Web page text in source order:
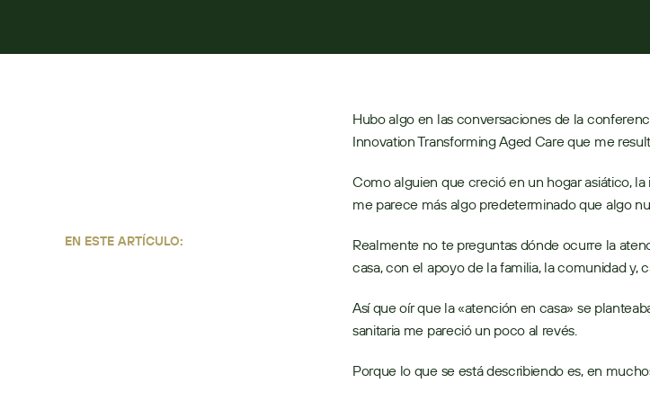
EN ESTE ARTÍCULO:
Hubo algo en las conversaciones de la
Innovation Transforming Aged Care que me
Como alguien que creció en un hogar asiático, la
me parece más algo predeterminado que algo
Realmente no te preguntas dónde ocurre la
casa, con el apoyo de la familia, la comunidad y,
Así que oír que la «atención en casa» se
sanitaria me pareció un poco al revés.
Porque lo que se está describiendo es, en